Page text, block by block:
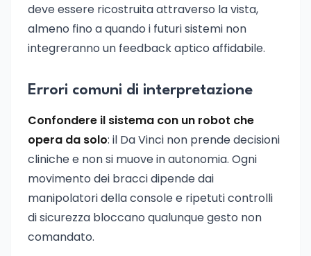
deve essere ricostruita attraverso la vista,
almeno fino a quando i futuri sistemi non
integreranno un feedback aptico affidabile.
Errori comuni di interpretazione
Confondere il sistema con un robot che
opera da solo: il Da Vinci non prende decisioni
cliniche e non si muove in autonomia. Ogni
movimento dei bracci dipende dai
manipolatori della console e ripetuti controlli
di sicurezza bloccano qualunque gesto non
comandato.